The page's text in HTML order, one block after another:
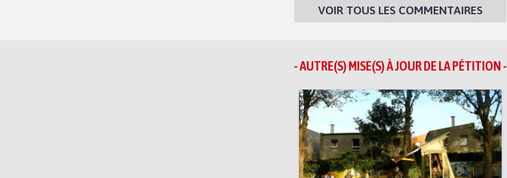
VOIR TOUS LES COMMENTAIRES
- AUTRE(S) MISE(S) À JOUR DE LA PÉTITION -